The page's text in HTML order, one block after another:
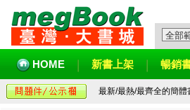
HOME 新書上架 暢銷
最新/最熱/最齊全的簡體